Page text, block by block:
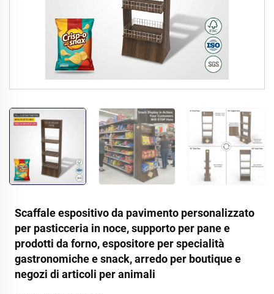
Scaffale espositivo da pavimento personalizzato
per pasticceria in noce, supporto per pane e
prodotti da forno, espositore per specialità
gastronomiche e snack, arredo per boutique e
negozi di articoli per animali